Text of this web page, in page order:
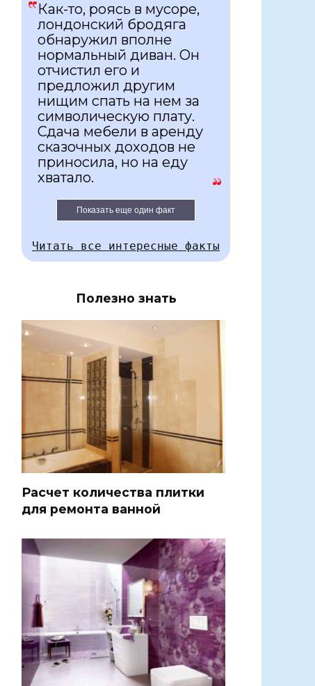
Как-то, роясь в мусоре,
лондонский бродяга
обнаружил вполне
нормальный диван. Он
отчистил его и
предложил другим
нищим спать на нем за
символическую плату.
Сдача мебели в аренду
сказочных доходов не
приносила, но на еду
хватало.
Показать еще один факт
Читать все интересные факты
Полезно знать
Расчет количества плитки
для ремонта ванной